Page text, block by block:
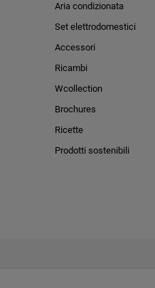
Aria condizionata
Set elettrodomestici
Accessori
Ricambi
Wcollection
Brochures
Ricette
Prodotti sostenibili